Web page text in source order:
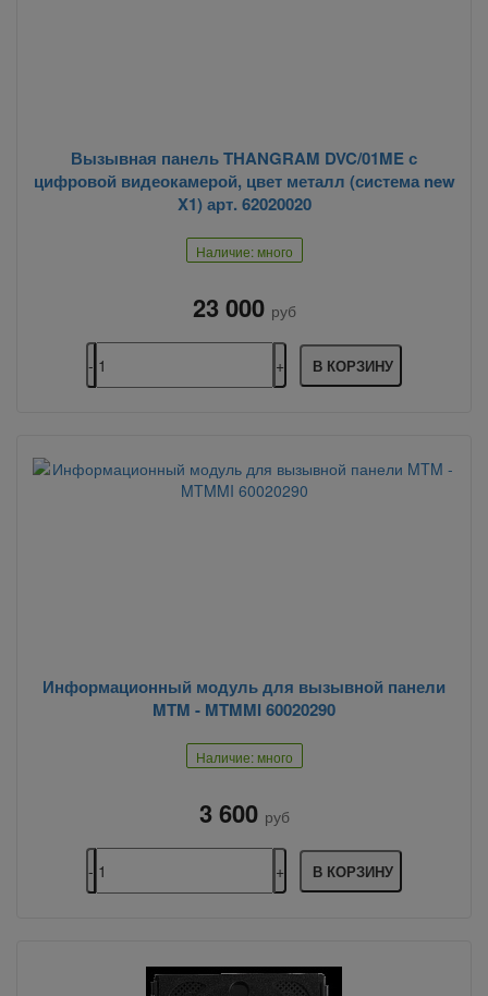
Вызывная панель THANGRAM DVC/01ME с
цифровой видеокамерой, цвет металл (система new
X1) арт. 62020020
Наличие: много
23 000 руб
В КОРЗИНУ
Информационный модуль для вызывной панели
MTM - MTMMI 60020290
Наличие: много
3 600 руб
В КОРЗИНУ